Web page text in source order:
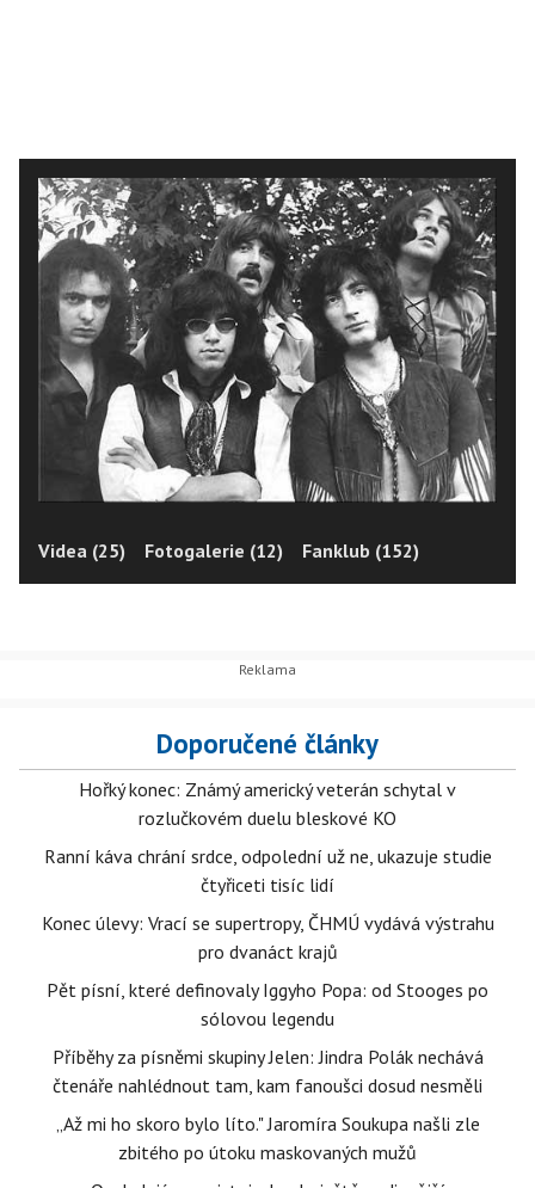
Videa (25) Fotogalerie (12) Fanklub (152)
Doporučené články
Hořký konec: Známý americký veterán schytal v
rozlučkovém duelu bleskové KO
Ranní káva chrání srdce, odpolední už ne, ukazuje studie
čtyřiceti tisíc lidí
Konec úlevy: Vrací se supertropy, ČHMÚ vydává výstrahu
pro dvanáct krajů
Pět písní, které definovaly Iggyho Popa: od Stooges po
sólovou legendu
Příběhy za písněmi skupiny Jelen: Jindra Polák nechává
čtenáře nahlédnout tam, kam fanoušci dosud nesměli
„Až mi ho skoro bylo líto." Jaromíra Soukupa našli zle
zbitého po útoku maskovaných mužů